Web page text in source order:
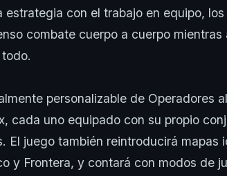
con el trabajo en equipo,
combate cuerpo a cuerpo mientras
personalizable de Operadores
cada uno equipado con su propio
El juego también reintroducirá mapas
y Frontera, y contará con modos de